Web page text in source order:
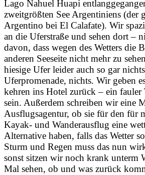
Lago Nahuel Huapi
zweitgrößten See Argentiniens (der
Argentino bei El Calafate). Wir
an die Uferstraße und sehen dort –
davon, dass wegen des Wetters die
anderen Seeseite nicht mehr zu
hiesige Ufer leider auch so gar
Uferpromenade, nichts. Wir geben
kehren ins Hotel zurück – ein fauler
sein. Außerdem schreiben wir eine
Ausflugsagentur, ob sie für den für
Kayak- und Wanderausflug eine
Alternative haben, falls das Wetter
Sturm und Regen muss das nun
sonst sitzen wir noch krank unterm
Mal sehen, ob und was zurück